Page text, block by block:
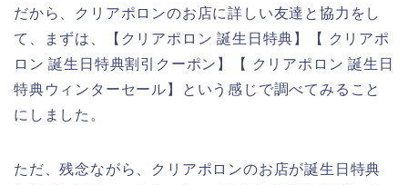
だから、クリアポロンのお店に詳しい友達と協力をし
て、まずは、【クリアポロン 誕生日特典】【 クリアポ
ロン 誕生日特典割引クーポン】【 クリアポロン 誕生日
特典ウィンターセール】という感じで調べてみること
にしました。
ただ、残念ながら、クリアポロンのお店が誕生日特典